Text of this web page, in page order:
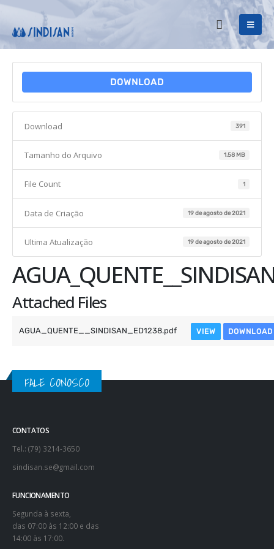
DOWNLOAD
Download 391
Tamanho do Arquivo 1.58 MB
File Count 1
Data de Criação 19 de agosto de 2021
Ultima Atualização 19 de agosto de 2021
Attached Files
AGUA_QUENTE__SINDISAN_ED1238.pdf VIEW DOWNLOAD
FALE CONOSCO
CONTATOS
Tel.: (79) 3214-3650
sindisan.se@gmail.com
FUNCIONAMENTO
Segunda à sexta,
das 07:00 às 12:00 e das
14:00 às 17:00.